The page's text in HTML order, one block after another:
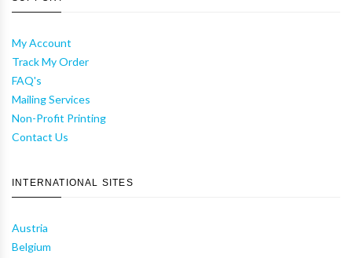
My Account
Track My Order
FAQ's
Mailing Services
Non-Profit Printing
Contact Us
INTERNATIONAL SITES
Austria
Belgium